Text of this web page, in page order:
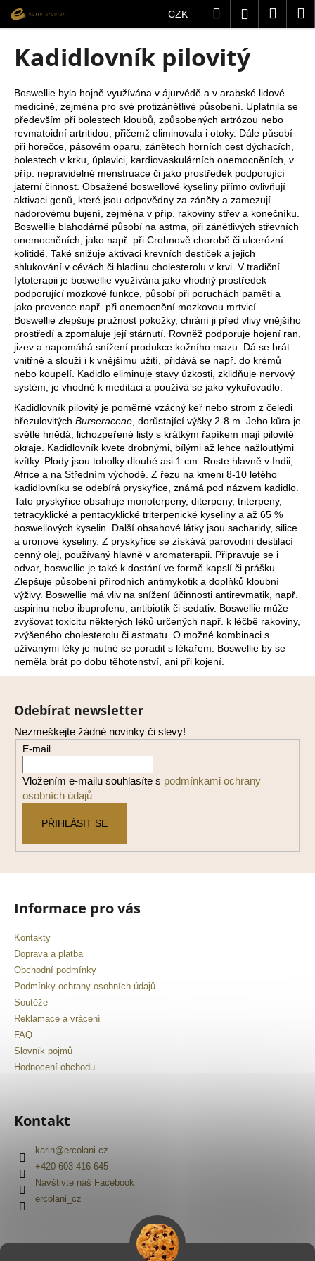
obsah
CZK HledatPřihlášení
Kadidlovník pilovitý
Boswellie byla hojně využívána v ájurvédě a v arabské lidové
medicíně, zejména pro své protizánětlivé působení. Uplatnila se
především při bolestech kloubů, způsobených artrózou nebo
revmatoidní artritidou, přičemž eliminovala i otoky. Dále působí
při horečce, pásovém oparu, zánětech horních cest dýchacích,
bolestech v krku, úplavici, kardiovaskulárních onemocněních, v
příp. nepravidelné menstruace či jako prostředek podporující
jaterní činnost. Obsažené boswellové kyseliny přímo ovlivňují
aktivaci genů, které jsou odpovědny za záněty a zamezují
nádorovému bujení, zejména v příp. rakoviny střev a konečníku.
Boswellie blahodárně působí na astma, při zánětlivých střevních
onemocněních, jako např. při Crohnově chorobě či ulcerózní
kolitidě. Také snižuje aktivaci krevních destiček a jejich
shlukování v cévách či hladinu cholesterolu v krvi. V tradiční
fytoterapii je boswellie využívána jako vhodný prostředek
podporující mozkové funkce, působí při poruchách paměti a
jako prevence např. při onemocnění mozkovou mrtvicí.
Boswellie zlepšuje pružnost pokožky, chrání ji před vlivy vnějšího
prostředí a zpomaluje její stárnutí. Rovněž podporuje hojení ran,
jizev a napomáhá snížení produkce kožního mazu. Dá se brát
vnitřně a slouží i k vnějšímu užití, přidává se např. do krémů
nebo koupelí. Kadidlo eliminuje stavy úzkosti, zklidňuje nervový
systém, je vhodné k meditaci a používá se jako vykuřovadlo.
Kadidlovník pilovitý je poměrně vzácný keř nebo strom z čeledi
březulovitých Burseraceae , dorůstající výšky 2-8 m. Jeho kůra je
světle hnědá, lichozpeřené listy s krátkým řapíkem mají pilovité
okraje. Kadidlovník kvete drobnými, bílými až lehce nažloutlými
kvítky. Plody jsou tobolky dlouhé asi 1 cm. Roste hlavně v Indii,
Africe a na Středním východě. Z řezu na kmeni 8-10 letého
kadidlovníku se odebírá pryskyřice, známá pod názvem kadidlo.
Tato pryskyřice obsahuje monoterpeny, diterpeny, triterpeny,
tetracyklické a pentacyklické triterpenické kyseliny a až 65 %
boswellových kyselin. Další obsahové látky jsou sacharidy, silice
a uronové kyseliny. Z pryskyřice se získává parovodní destilací
cenný olej, používaný hlavně v aromaterapii. Připravuje se i
odvar, boswellie je také k dostání ve formě kapslí či prášku.
Zlepšuje působení přírodních antimykotik a doplňků kloubní
výživy. Boswellie má vliv na snížení účinnosti antirevmatik, např.
aspirinu nebo ibuprofenu, antibiotik či sedativ. Boswellie může
zvyšovat toxicitu některých léků určených např. k léčbě rakoviny,
zvýšeného cholesterolu či astmatu. O možné kombinaci s
užívanými léky je nutné se poradit s lékařem. Boswellie by se
neměla brát po dobu těhotenství, ani při kojení.
o
o
p
o
t
ř
e
b
u
j
e
t
e
n
a
j
í
t
?
HLEDAT
D
o
p
o
r
u
č
u
j
e
e
Z
Odebírat newsletter
Nezmeškejte žádné novinky či slevy!
E-mail
Vložením e-mailu souhlasíte s podmínkami ochrany
osobních údajů
PŘIHLÁSIT SE
Informace pro vás
Kontakty
Doprava a platba
Obchodní podmínky
Podmínky ochrany osobních údajů
Soutěže
Reklamace a vrácení
FAQ
Slovník pojmů
Hodnocení obchodu
Kontakt
karin@ercolani.cz
+420 603 416 645
Navštivte náš Facebook
ercolani_cz
Přijímáme online platby